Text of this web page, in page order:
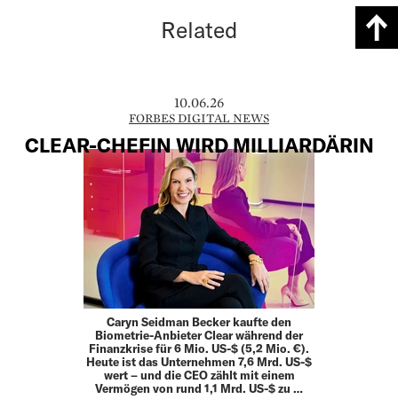
Related
10.06.26
FORBES DIGITAL NEWS
CLEAR-CHEFIN WIRD MILLIARDÄRIN
Caryn Seidman Becker kaufte den
Biometrie-Anbieter Clear während der
Finanzkrise für 6 Mio. US-$ (5,2 Mio. €).
Heute ist das Unternehmen 7,6 Mrd. US-$
wert – und die CEO zählt mit einem
Vermögen von rund 1,1 Mrd. US-$ zu …